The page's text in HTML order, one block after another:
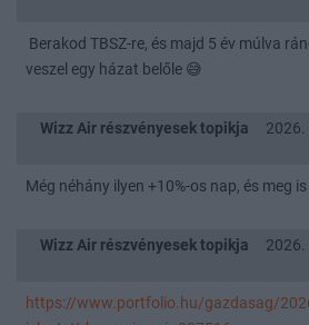
Berakod TBSZ-re, és majd 5 év múlva
veszel egy házat belőle 😅
Wizz Air részvényesek topikja
2026.
Még néhány ilyen +10%-os nap, és meg
Wizz Air részvényesek topikja
2026.
https://www.portfolio.hu/gazdasag/